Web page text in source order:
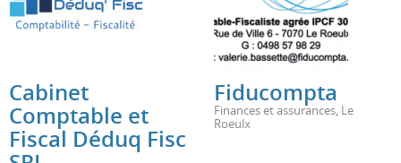
Cabinet
Comptable et
Fiscal Déduq Fisc
Fiducompta
Finances et assurances, Le
Roeulx